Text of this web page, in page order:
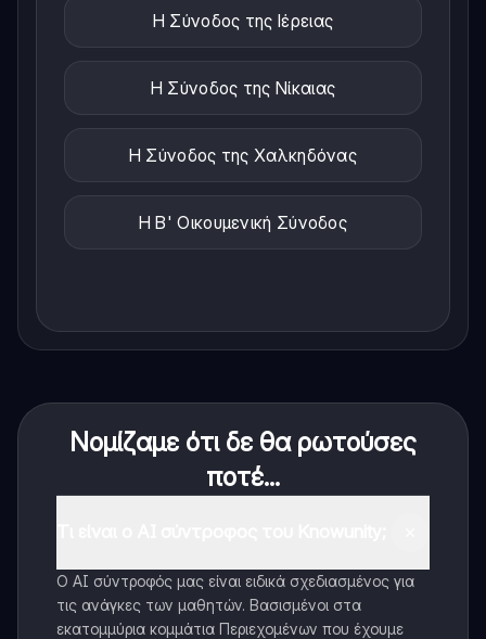
Η Σύνοδος της Ιέρειας
Η Σύνοδος της Νίκαιας
Η Σύνοδος της Χαλκηδόνας
Η Β' Οικουμενική Σύνοδος
Νομίζαμε ότι δε θα ρωτούσες
ποτέ...
Ο AI σύντροφός μας είναι ειδικά σχεδιασμένος για
τις ανάγκες των μαθητών. Βασισμένοι στα
εκατομμύρια κομμάτια Περιεχομένων που έχουμε